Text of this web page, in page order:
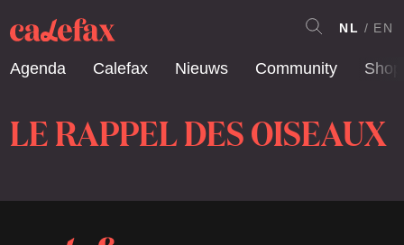
Agenda Calefax Nieuws Community Shop
NL EN
LE RAPPEL DES OISEAUX